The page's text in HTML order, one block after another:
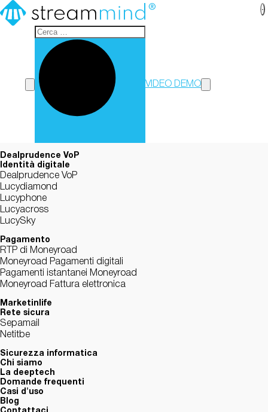
StreamMind
VIDEO DEMO
Dealprudence VoP
Identità digitale
Dealprudence VoP
Lucydiamond
Lucyphone
Lucyacross
LucySky
Pagamento
RTP di Moneyroad
Moneyroad Pagamenti digitali
Pagamenti istantanei Moneyroad
Moneyroad Fattura elettronica
Marketinlife
Rete sicura
Sepamail
Netitbe
Sicurezza informatica
Chi siamo
La deeptech
Domande frequenti
Casi d'uso
Blog